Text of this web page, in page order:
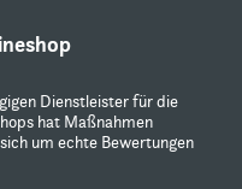
Dienstleister für die
hat Maßnahmen
um echte Bewertungen